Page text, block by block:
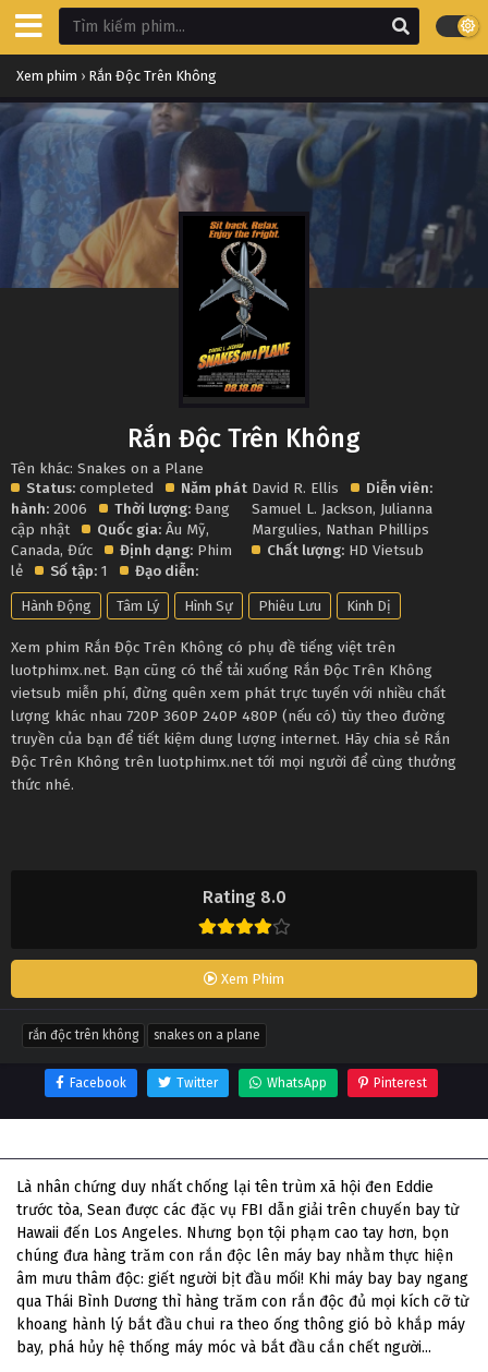
Xem phim › Rắn Độc Trên Không
Rating 8.0
Xem Phim
Rắn Độc Trên Không
Tên khác: Snakes on a Plane
Status: completed
Năm phát
hành: 2006 Thời lượng: Đang
cập nhật
Quốc gia: Âu Mỹ,
Canada, Đức Định dạng: Phim
lẻ
Số tập: 1 Đạo diễn:
David R. Ellis
Diễn viên:
Samuel L. Jackson, Julianna
Margulies, Nathan Phillips
Chất lượng: HD Vietsub
Hành Động Tâm Lý Hình Sự Phiêu Lưu Kinh Dị
Xem phim Rắn Độc Trên Không có phụ đề tiếng việt trên
luotphimx.net. Bạn cũng có thể tải xuống Rắn Độc Trên Không
vietsub miễn phí, đừng quên xem phát trực tuyến với nhiều chất
lượng khác nhau 720P 360P 240P 480P (nếu có) tùy theo đường
truyền của bạn để tiết kiệm dung lượng internet. Hãy chia sẻ Rắn
Độc Trên Không trên luotphimx.net tới mọi người để cùng thưởng
thức nhé.
rắn độc trên không snakes on a plane
Facebook Twitter WhatsApp Pinterest
Là nhân chứng duy nhất chống lại tên trùm xã hội đen Eddie
trước tòa, Sean được các đặc vụ FBI dẫn giải trên chuyến bay từ
Hawaii đến Los Angeles. Nhưng bọn tội phạm cao tay hơn, bọn
chúng đưa hàng trăm con rắn độc lên máy bay nhằm thực hiện
âm mưu thâm độc: giết người bịt đầu mối! Khi máy bay bay ngang
qua Thái Bình Dương thì hàng trăm con rắn độc đủ mọi kích cỡ từ
khoang hành lý bắt đầu chui ra theo ống thông gió bò khắp máy
bay, phá hủy hệ thống máy móc và bắt đầu cắn chết người...